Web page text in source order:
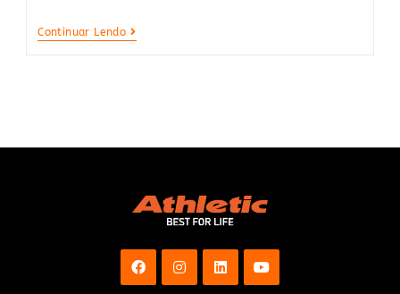
Continuar LendoExercícios
Em
Saudável